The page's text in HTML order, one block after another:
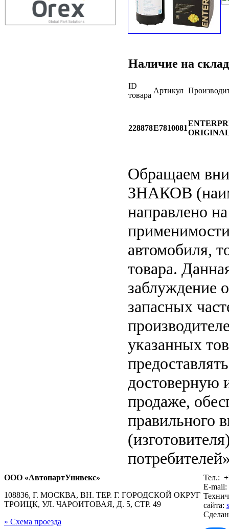
Наличие на
ID
товара
Артикул
228878E7810081
Обращаем
ЗНАКОВ
направлено
автомобиля,
товара.
заблуждение
запасных
указанных
достоверную
продаже,
правильного
ООО «АвтопартУнивекс»
108836, Г. МОСКВА, ВН. ТЕР. Г. ГОРОДСКОЙ ОКРУГ
ТРОИЦК, УЛ. ЧАРОИТОВАЯ, Д. 5, СТР. 49
» Схема проезда
Тел.:
E-mail:
сайта: